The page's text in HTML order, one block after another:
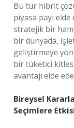
Bu tür hibrit
piyasa payı
stratejik bir
bir dünyada,
geliştirmeye
bir tüketici
avantajı elde
Bireysel
Seçimlere